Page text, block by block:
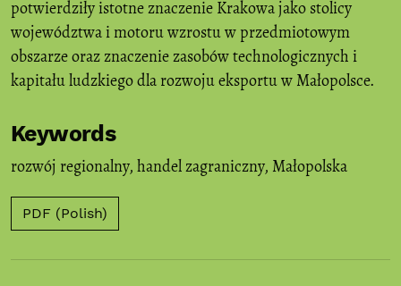
potwierdziły istotne znaczenie Krakowa jako stolicy
województwa i motoru wzrostu w przedmiotowym
obszarze oraz znaczenie zasobów technologicznych i
kapitału ludzkiego dla rozwoju eksportu w Małopolsce.
Keywords
rozwój regionalny, handel zagraniczny, Małopolska
PDF (Polish)